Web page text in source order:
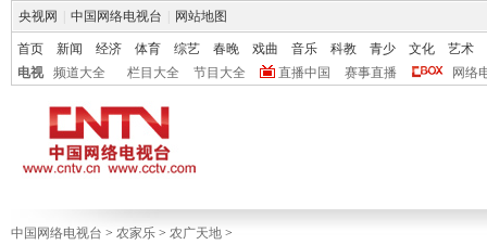
央视网 中国网络电视台 网站地图
首页 新闻 经济 体育 综艺 春晚 戏曲 音乐 科教 青少 文化
艺术
电视
频道大全 栏目大全 节目大全 直播中国 赛事直播 网络
中国网络电视台 > 农家乐 > 农广天地 >